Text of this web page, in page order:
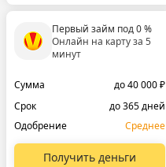
Первый займ под 0 %
Онлайн на карту за 5
минут
Сумма
до 40 000 ₽
Срок
до 365 дней
Одобрение
Среднее
Получить деньги